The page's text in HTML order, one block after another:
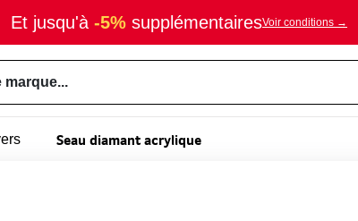
Et jusqu'à -5% supplémentairesVoir conditions →
marque...
Seau diamant acrylique